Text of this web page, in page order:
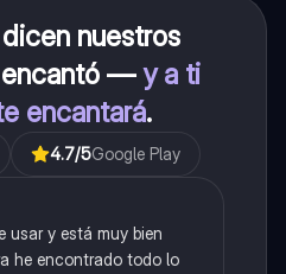
nuestros
encantó —y a ti
encantará.
4.7/5Google Play
usar y está muy bien
he encontrado todo lo